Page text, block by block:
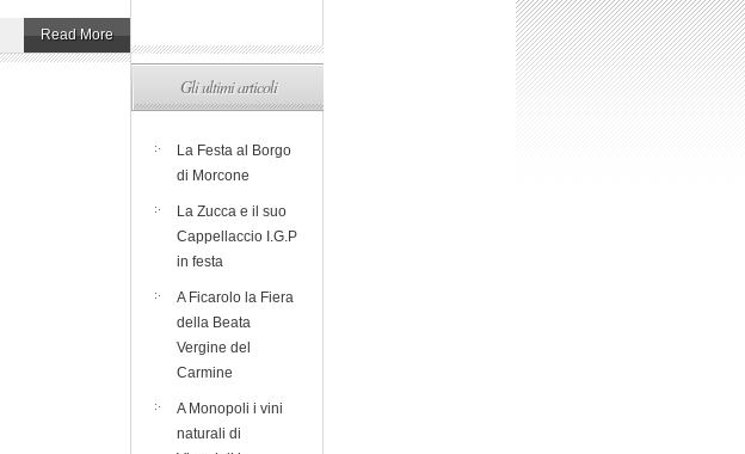
Read More
Gli ultimi articoli
La Festa al Borgo
di Morcone
La Zucca e il suo
Cappellaccio I.G.P
in festa
A Ficarolo la Fiera
della Beata
Vergine del
Carmine
A Monopoli i vini
naturali di